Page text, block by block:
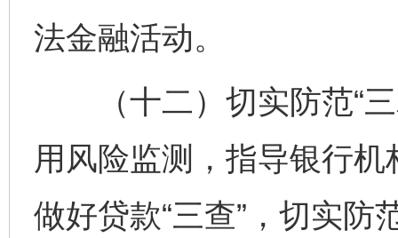
法金融活动。
（十二）切实防范“三
用风险监测，指导银行
做好贷款“三查”，切实防